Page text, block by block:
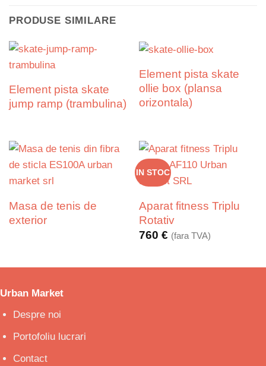
PRODUSE SIMILARE
Element pista skate
jump ramp (trambulina)
Element pista skate
ollie box (plansa
orizontala)
Masa de tenis de
exterior
IN STOC
Aparat fitness Triplu
Rotativ
760 € (fara TVA)
Urban Market
Despre noi
Portofoliu lucrari
Contact